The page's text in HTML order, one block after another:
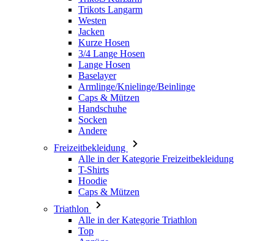
Lange Hosen
Baselayer
Armlinge/Knielinge/Beinlinge
Caps & Mützen
Handschuhe
Socken
Andere
Freizeitbekleidung
Alle in der Kategorie Freizeitbekleidung
T-Shirts
Hoodie
Caps & Mützen
Triathlon
Alle in der Kategorie Triathlon
Top
Anzüge
Kurze Hosen
Sommer 2026
Team-Repliken
Special Editions